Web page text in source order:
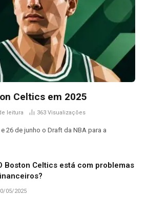
Celtics em 2025
leitura 363 Visualizações
26 de junho o Draft da NBA para a
Boston Celtics está com problemas
05/2025